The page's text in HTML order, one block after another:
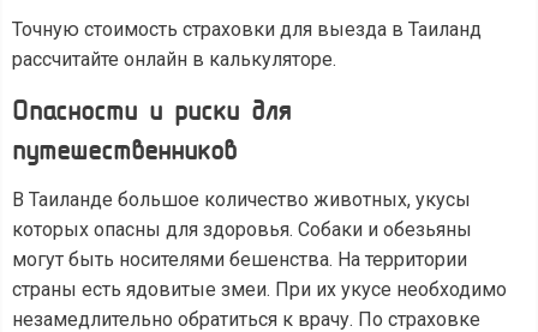
Точную стоимость страховки для выезда в Таиланд
рассчитайте онлайн в калькуляторе.
Опасности и риски для
путешественников
В Таиланде большое количество животных, укусы
которых опасны для здоровья. Собаки и обезьяны
могут быть носителями бешенства. На территории
страны есть ядовитые змеи. При их укусе необходимо
незамедлительно обратиться к врачу. По страховке